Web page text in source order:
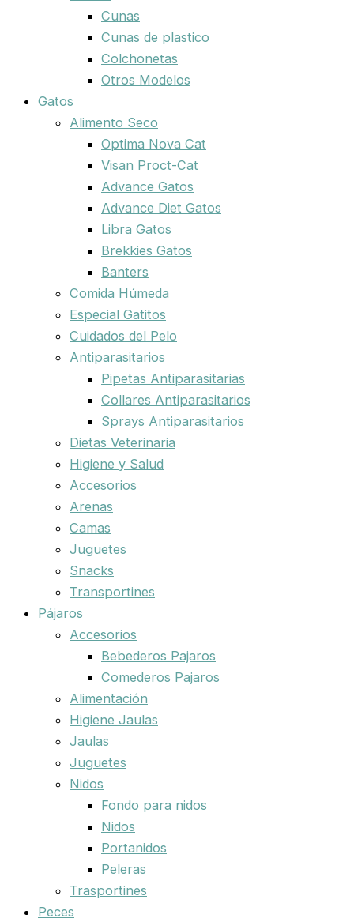
Cunas
Cunas de plastico
Colchonetas
Otros Modelos
Gatos
Alimento Seco
Optima Nova Cat
Visan Proct-Cat
Advance Gatos
Advance Diet Gatos
Libra Gatos
Brekkies Gatos
Banters
Comida Húmeda
Especial Gatitos
Cuidados del Pelo
Antiparasitarios
Pipetas Antiparasitarias
Collares Antiparasitarios
Sprays Antiparasitarios
Dietas Veterinaria
Higiene y Salud
Accesorios
Arenas
Camas
Juguetes
Snacks
Transportines
Pájaros
Accesorios
Bebederos Pajaros
Comederos Pajaros
Alimentación
Higiene Jaulas
Jaulas
Juguetes
Nidos
Fondo para nidos
Nidos
Portanidos
Peleras
Trasportines
Peces